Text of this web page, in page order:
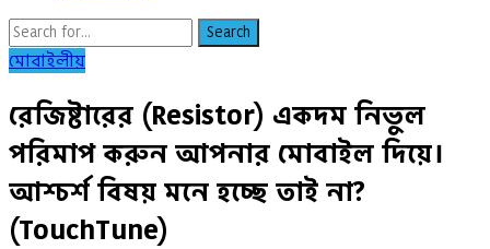
Search
মোবাইলীয়
রেজিষ্টারের (Resistor) একদম নিভুল
পরিমাপ করুন আপনার মোবাইল দিয়ে।
আশ্চর্শ বিষয় মনে হচ্ছে তাই না?
(TouchTune)